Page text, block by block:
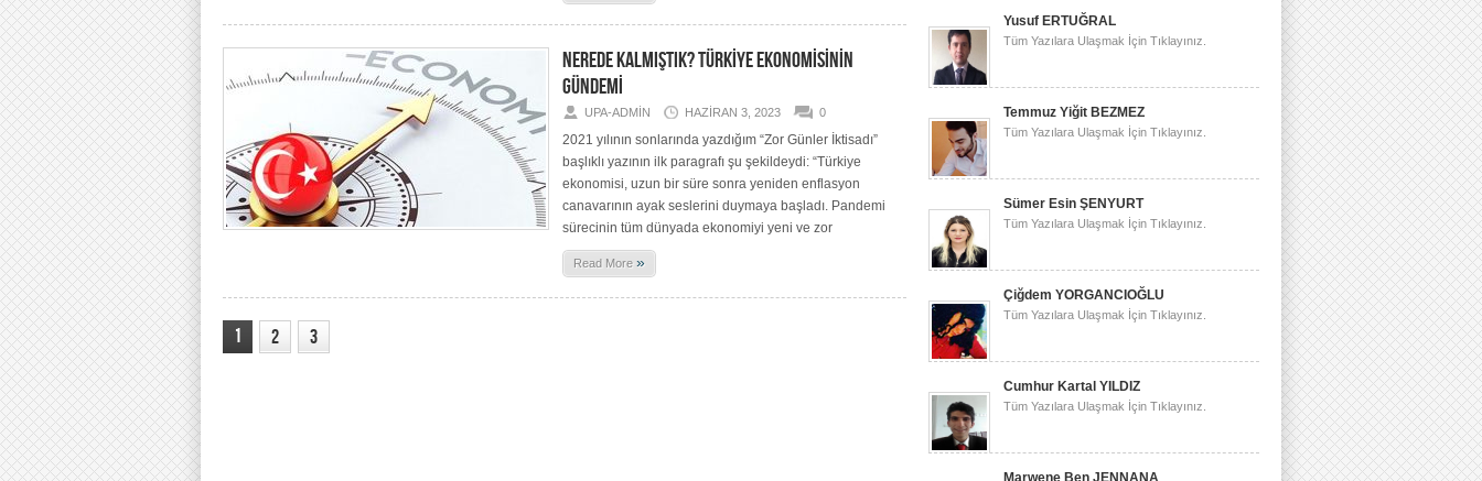
NEREDE KALMIŞTIK? TÜRKİYE EKONOMİSİNİN
GÜNDEMİ
UPA-ADMIN HAZIRAN 3, 2023 0
2021 yılının sonlarında yazdığım “Zor Günler İktisadı”
başlıklı yazının ilk paragrafı şu şekildeydi: “Türkiye
ekonomisi, uzun bir süre sonra yeniden enflasyon
canavarının ayak seslerini duymaya başladı. Pandemi
sürecinin tüm dünyada ekonomiyi yeni ve zor
Read More »
1 2 3
Yusuf ERTUĞRAL
Tüm Yazılara Ulaşmak İçin Tıklayınız.
Temmuz Yiğit BEZMEZ
Tüm Yazılara Ulaşmak İçin Tıklayınız.
Sümer Esin ŞENYURT
Tüm Yazılara Ulaşmak İçin Tıklayınız.
Çiğdem YORGANCIOĞLU
Tüm Yazılara Ulaşmak İçin Tıklayınız.
Cumhur Kartal YILDIZ
Tüm Yazılara Ulaşmak İçin Tıklayınız.
Marwene Ben JENNANA